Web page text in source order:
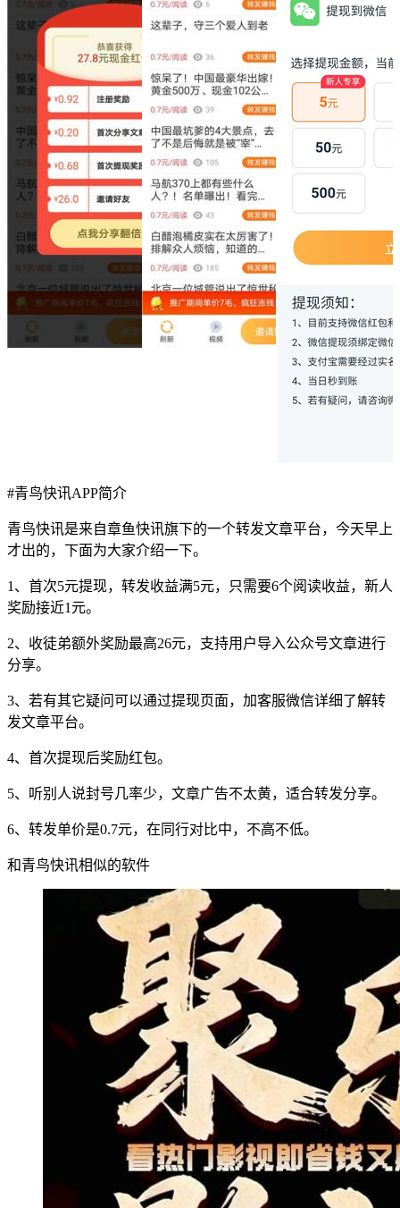
#青鸟快讯APP简介
青鸟快讯是来自章鱼快讯旗下的一个转发文章平台，今天早上
才出的，下面为大家介绍一下。
1、首次5元提现，转发收益满5元，只需要6个阅读收益，新人
奖励接近1元。
2、收徒弟额外奖励最高26元，支持用户导入公众号文章进行
分享。
3、若有其它疑问可以通过提现页面，加客服微信详细了解转
发文章平台。
4、首次提现后奖励红包。
5、听别人说封号几率少，文章广告不太黄，适合转发分享。
6、转发单价是0.7元，在同行对比中，不高不低。
和青鸟快讯相似的软件